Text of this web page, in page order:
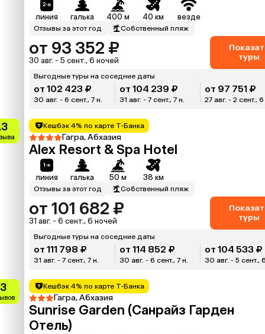
линия галька 400 м 40 км везде
Отзывы за этот год Собственный пляж
от 93 352 ₽
30 авг. - 5 сент., 6 ночей
туры
Выгодные туры на соседние даты
от 102 423 ₽
30 авг. - 6 сент., 7 н.
от 104 239 ₽
31 авг. - 7 сент., 7 н.
от 97 751 ₽
27 авг. - 2 сент.,
Кешбэк 4% по карте Т-Банка
Гагра, Абхазия
Alex Resort & Spa Hotel
линия галька 50 м 38 км
Отзывы за этот год Собственный пляж
от 101 682 ₽
31 авг. - 6 сент., 6 ночей
туры
Выгодные туры на соседние даты
от 111 798 ₽
31 авг. - 7 сент., 7 н.
от 114 852 ₽
30 авг. - 6 сент., 7 н.
от 104 533 ₽
30 авг. - 5 сент.,
Кешбэк 4% по карте Т-Банка
Гагра, Абхазия
Sunrise Garden (Санрайз Гарден
Отель)